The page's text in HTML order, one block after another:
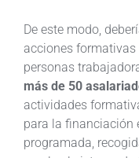
De este modo,
acciones formativas
personas
más de 50
actividades
para la financiación
programada,